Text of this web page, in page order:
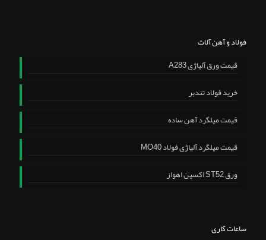
فولاد و آهن آلات
قیمت ورق آلیاژی A283
خرید فولاد تندبر
قیمت میلگرد آهن ساده
قیمت میلگرد آلیاژی فولاد MO40
ورق ST52 اکسین اهواز
ساعات کاری